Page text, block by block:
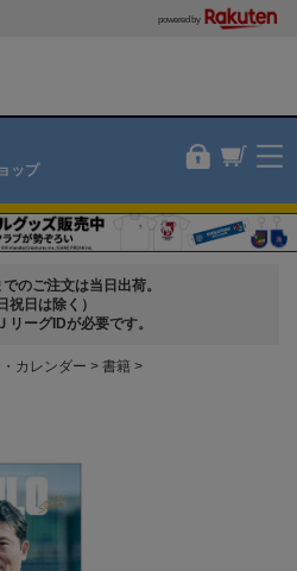
powered by
ップ
のご注文は当日出荷。
祝日は除く）
リーグIDが必要です。
カレンダー
書籍